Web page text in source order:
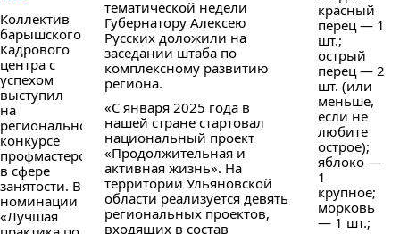
Коллектив
барышского
Кадрового
центра с
успехом
выступил
на
региональном
конкурсе
профмастерства
в сфере
занятости. В
номинации
«Лучшая
тематической недели
Губернатору Алексею
Русских доложили на
заседании штаба по
комплексному развитию
региона.
«С января 2025 года в
нашей стране стартовал
национальный проект
«Продолжительная и
активная жизнь». На
территории Ульяновской
области реализуется девять
региональных проектов,
входящих в состав
красный
перец — 1
шт.;
острый
перец — 2
шт. (или
меньше,
если не
любите
острое);
яблоко —
1
крупное;
морковь
— 1 шт.;